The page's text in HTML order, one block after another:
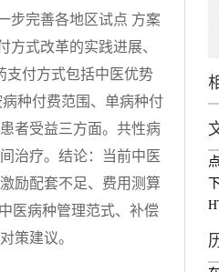
步完善各地区试点 方案
式改革的实践进展、
支付方式包括中医优势
种付费范围、单病种付
者受益三方面。共性病
治疗。结论：当前中医
励配套不足、费用测算
医病种管理范式、补偿
策建议。